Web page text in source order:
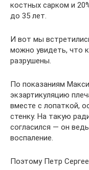
костных сарком и
до 35 лет.
И вот мы
можно увидеть, что
разрушены.
По показаниям
экзартикуляцию
вместе с лопаткой,
стенку. На такую
согласился — он
воспаление.
Поэтому Петр